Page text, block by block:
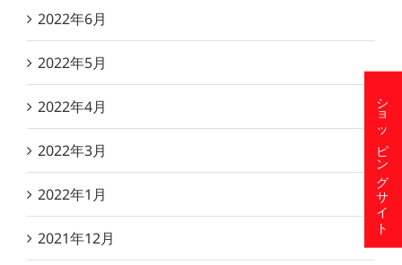
2022年6月
2022年5月
2022年4月
2022年3月
2022年1月
2021年12月
ショッピングサイト